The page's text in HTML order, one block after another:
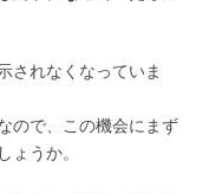
されなくなっていま
ので、この機会にまず
ょうか。